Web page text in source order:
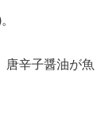
唐辛子醤油が魚